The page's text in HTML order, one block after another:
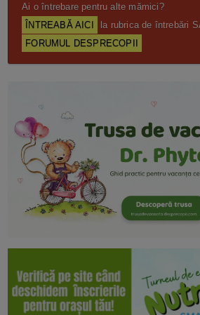
Ai o întrebare pentru alte mămici?
ÎNTREABĂ AICI
la rubrica de întrebări
FORUMUL DESPRECOPII